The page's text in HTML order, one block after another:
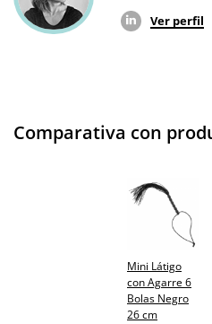
Ver perfil
Comparativa con
Mini Látigo
con Agarre 6
Bolas Negro
26 cm